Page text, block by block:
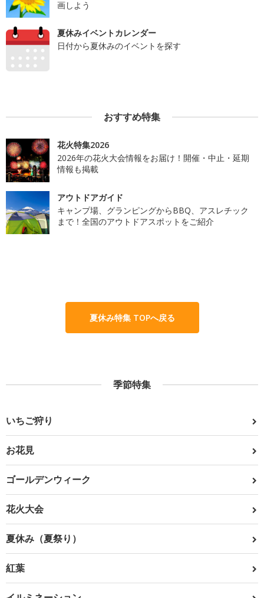
画しよう
夏休みイベントカレンダー
日付から夏休みのイベントを探す
おすすめ特集
花火特集2026
2026年の花火大会情報をお届け！開催・中止・延期
情報も掲載
アウトドアガイド
キャンプ場、グランピングからBBQ、アスレチック
まで！全国のアウトドアスポットをご紹介
夏休み特集 TOPへ戻る
季節特集
いちご狩り
お花見
ゴールデンウィーク
花火大会
夏休み（夏祭り）
紅葉